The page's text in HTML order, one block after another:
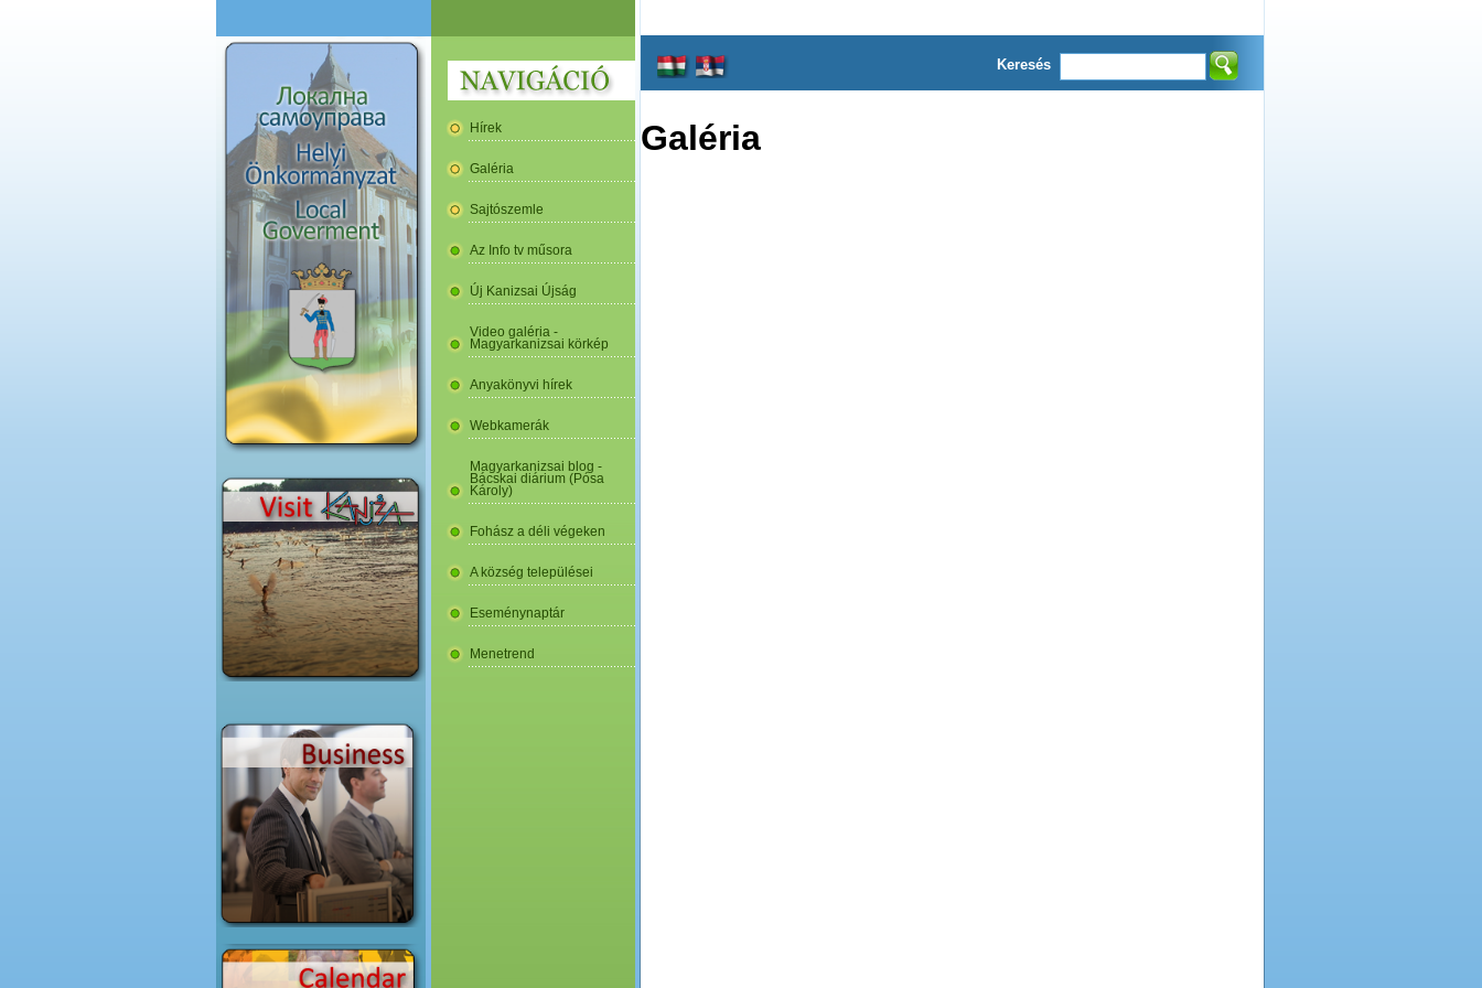
Hírek
Galéria
Sajtószemle
Az Info tv műsora
Új Kanizsai Újság
Video galéria -
Magyarkanizsai körkép
Anyakönyvi hírek
Webkamerák
Magyarkanizsai blog -
Bácskai diárium (Pósa
Károly)
Fohász a déli végeken
A község települései
Eseménynaptár
Menetrend
Keresés
Galéria